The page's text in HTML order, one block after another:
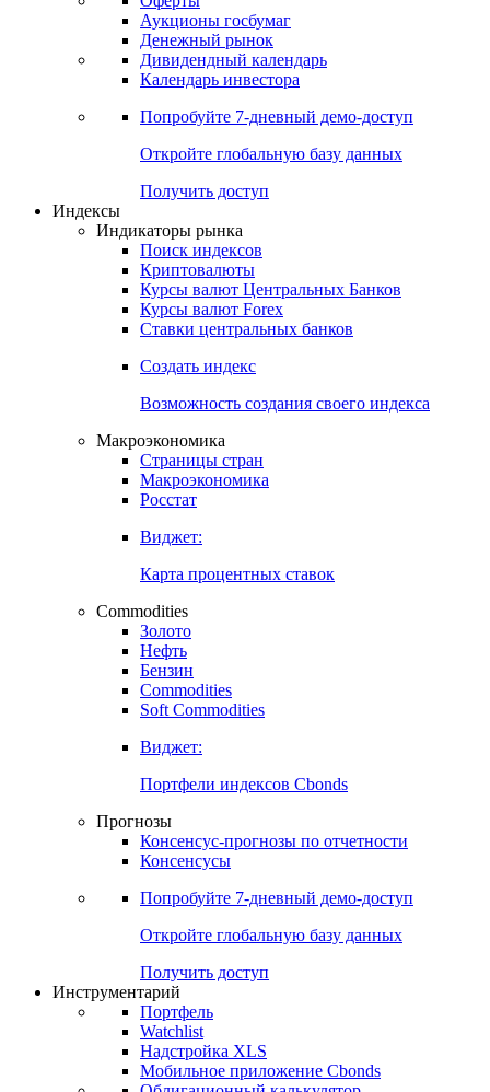
Аукционы госбумаг
Денежный рынок
Дивидендный календарь
Календарь инвестора
Попробуйте 7-дневный демо-доступ
Откройте глобальную базу данных
Получить доступ
Индексы
Индикаторы рынка
Поиск индексов
Криптовалюты
Курсы валют Центральных Банков
Курсы валют Forex
Ставки центральных банков
Создать индекс
Возможность создания своего индекса
Макроэкономика
Страницы стран
Макроэкономика
Росстат
Виджет:
Карта процентных ставок
Commodities
Золото
Нефть
Бензин
Commodities
Soft Commodities
Виджет:
Портфели индексов Cbonds
Прогнозы
Консенсус-прогнозы по отчетности
Консенсусы
Попробуйте 7-дневный демо-доступ
Откройте глобальную базу данных
Получить доступ
Инструментарий
Портфель
Watchlist
Надстройка XLS
Мобильное приложение Cbonds